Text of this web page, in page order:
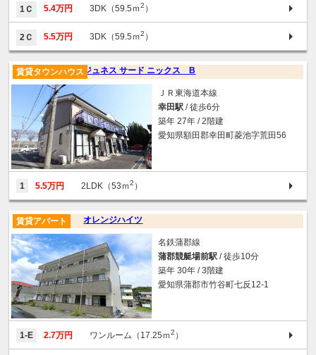
1Ｃ 5.4万円 3DK（59.5ｍ2 ）
2Ｃ 5.5万円 3DK（59.5ｍ2 ）
ジュネス サード ニックス B
賃貸タウンハウス
ＪＲ東海道本線
幸田駅 / 徒歩6分
築年 27年 / 2階建
愛知県額田郡幸田町菱池字荒田56
1 5.5万円 2LDK（53ｍ2 ）
オレンジハイツ
賃貸アパート
名鉄蒲郡線
蒲郡競艇場前駅 / 徒歩10分
築年 30年 / 3階建
愛知県蒲郡市竹谷町七反12-1
1-E 2.7万円 ワンルーム（17.25ｍ2 ）